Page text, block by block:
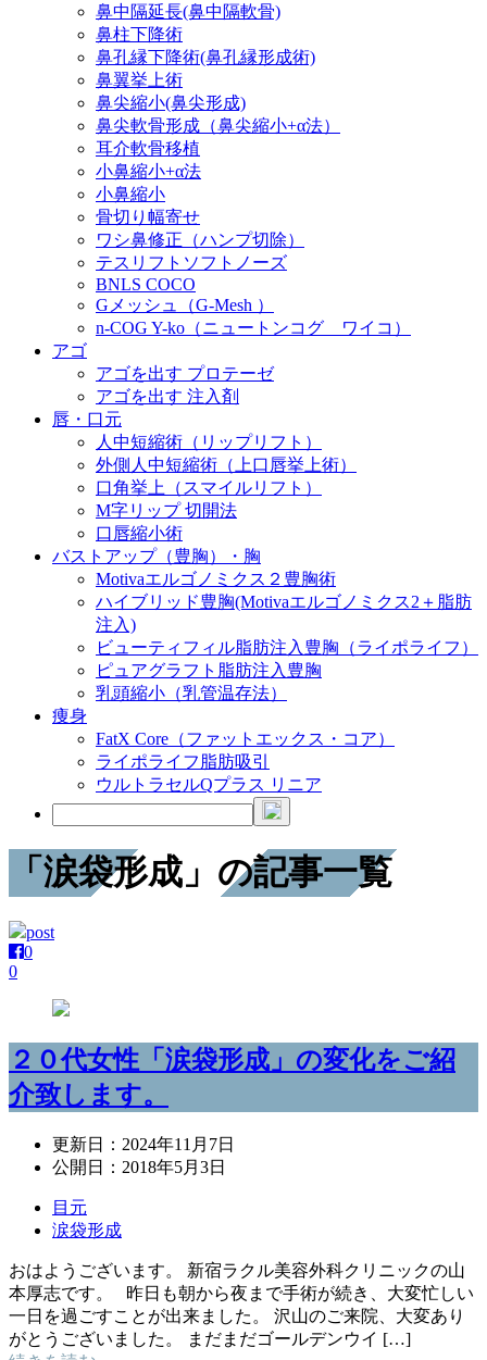
鼻中隔延長(鼻中隔軟骨)
鼻柱下降術
鼻孔縁下降術(鼻孔縁形成術)
鼻翼挙上術
鼻尖縮小(鼻尖形成)
鼻尖軟骨形成（鼻尖縮小+α法）
耳介軟骨移植
小鼻縮小+α法
小鼻縮小
骨切り幅寄せ
ワシ鼻修正（ハンプ切除）
テスリフトソフトノーズ
BNLS COCO
Gメッシュ（G-Mesh ）
n-COG Y-ko（ニュートンコグ ワイコ）
アゴ
アゴを出す プロテーゼ
アゴを出す 注入剤
唇・口元
人中短縮術（リップリフト）
外側人中短縮術（上口唇挙上術）
口角挙上（スマイルリフト）
M字リップ 切開法
口唇縮小術
バストアップ（豊胸）・胸
Motivaエルゴノミクス２豊胸術
ハイブリッド豊胸(Motivaエルゴノミクス2＋脂肪
注入)
ビューティフィル脂肪注入豊胸（ライポライフ）
ピュアグラフト脂肪注入豊胸
乳頭縮小（乳管温存法）
痩身
FatX Core（ファットエックス・コア）
ライポライフ脂肪吸引
ウルトラセルQプラス リニア
「涙袋形成」の記事一覧
post
0
0
２０代女性「涙袋形成」の変化をご紹
介致します。
更新日： 2024年11月7日
公開日： 2018年5月3日
目元
涙袋形成
おはようございます。 新宿ラクル美容外科クリニックの山
本厚志です。 昨日も朝から夜まで手術が続き、大変忙しい
一日を過ごすことが出来ました。 沢山のご来院、大変あり
がとうございました。 まだまだゴールデンウイ […]